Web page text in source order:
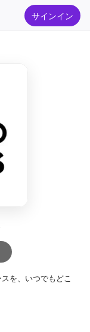
サインイン
を、いつでもどこ